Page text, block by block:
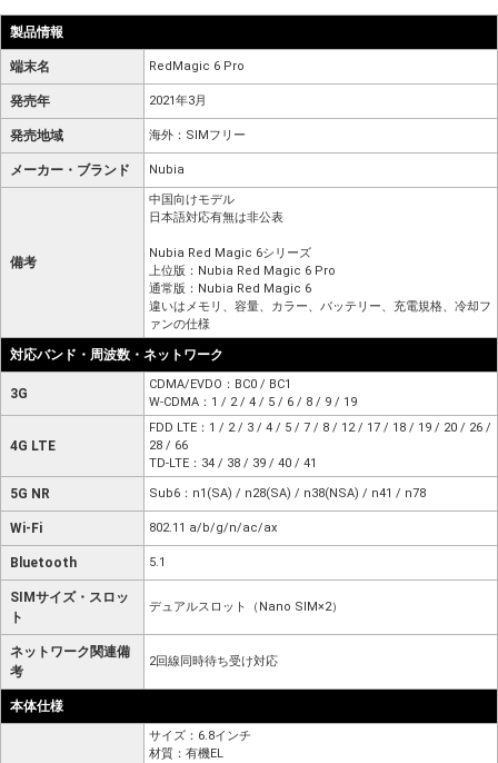
製品情報
端末名 RedMagic 6 Pro
発売年 2021年3月
発売地域 海外：SIMフリー
メーカー・ブランド Nubia
備考
中国向けモデル
日本語対応有無は非公表
Nubia Red Magic 6シリーズ
上位版：Nubia Red Magic 6 Pro
通常版：Nubia Red Magic 6
違いはメモリ、容量、カラー、バッテリー、充電規格、冷却フ
ァンの仕様
対応バンド・周波数・ネットワーク
3G
CDMA/EVDO：BC0 / BC1
W-CDMA：1 / 2 / 4 / 5 / 6 / 8 / 9 / 19
4G LTE
FDD LTE：1 / 2 / 3 / 4 / 5 / 7 / 8 / 12 / 17 / 18 / 19 / 20 / 26 /
28 / 66
TD-LTE：34 / 38 / 39 / 40 / 41
5G NR Sub6：n1(SA) / n28(SA) / n38(NSA) / n41 / n78
Wi-Fi 802.11 a/b/g/n/ac/ax
Bluetooth 5.1
SIMサイズ・スロッ
ト
デュアルスロット（Nano SIM×2）
ネットワーク関連備
考
2回線同時待ち受け対応
本体仕様
サイズ：6.8インチ
材質：有機EL